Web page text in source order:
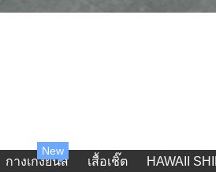
กางเกงยีนส์
New
เสื้อเชิ๊ต HAWAII